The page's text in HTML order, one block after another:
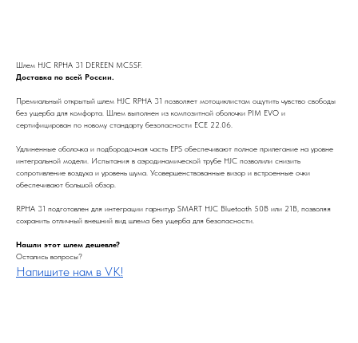
Шлем HJC RPHA 31 DEREEN MC5SF.
Доставка по всей России.
Премиальный открытый шлем HJC RPHA 31 позволяет мотоциклистам ощутить чувство свободы
без ущерба для комфорта. Шлем выполнен из композитной оболочки PIM EVO и
сертифицирован по новому стандарту безопасности ECE 22.06.
Удлиненные оболочка и подбородочная часть EPS обеспечивают полное прилегание на уровне
интегральной модели. Испытания в аэродинамической трубе HJC позволили снизить
сопротивление воздуха и уровень шума. Усовершенствованные визор и встроенные очки
обеспечивают большой обзор.
RPHA 31 подготовлен для интеграции гарнитур SMART HJC Bluetooth 50B или 21B, позволяя
сохранить отличный внешний вид шлема без ущерба для безопасности.
Нашли этот шлем дешевле?
Остались вопросы?
Напишите нам в VK!